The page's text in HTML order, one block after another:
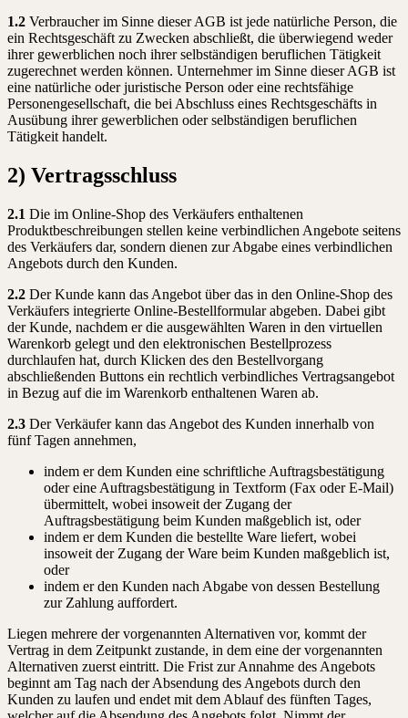
1.2 Verbraucher im Sinne dieser AGB ist jede natürliche Person, die
ein Rechtsgeschäft zu Zwecken abschließt, die überwiegend weder
ihrer gewerblichen noch ihrer selbständigen beruflichen Tätigkeit
zugerechnet werden können. Unternehmer im Sinne dieser AGB ist
eine natürliche oder juristische Person oder eine rechtsfähige
Personengesellschaft, die bei Abschluss eines Rechtsgeschäfts in
Ausübung ihrer gewerblichen oder selbständigen beruflichen
Tätigkeit handelt.
2) Vertragsschluss
2.1 Die im Online-Shop des Verkäufers enthaltenen
Produktbeschreibungen stellen keine verbindlichen Angebote seitens
des Verkäufers dar, sondern dienen zur Abgabe eines verbindlichen
Angebots durch den Kunden.
2.2 Der Kunde kann das Angebot über das in den Online-Shop des
Verkäufers integrierte Online-Bestellformular abgeben. Dabei gibt
der Kunde, nachdem er die ausgewählten Waren in den virtuellen
Warenkorb gelegt und den elektronischen Bestellprozess
durchlaufen hat, durch Klicken des den Bestellvorgang
abschließenden Buttons ein rechtlich verbindliches Vertragsangebot
in Bezug auf die im Warenkorb enthaltenen Waren ab.
2.3 Der Verkäufer kann das Angebot des Kunden innerhalb von
fünf Tagen annehmen,
indem er dem Kunden eine schriftliche Auftragsbestätigung
oder eine Auftragsbestätigung in Textform (Fax oder E-Mail)
übermittelt, wobei insoweit der Zugang der
Auftragsbestätigung beim Kunden maßgeblich ist, oder
indem er dem Kunden die bestellte Ware liefert, wobei
insoweit der Zugang der Ware beim Kunden maßgeblich ist,
oder
indem er den Kunden nach Abgabe von dessen Bestellung
zur Zahlung auffordert.
Liegen mehrere der vorgenannten Alternativen vor, kommt der
Vertrag in dem Zeitpunkt zustande, in dem eine der vorgenannten
Alternativen zuerst eintritt. Die Frist zur Annahme des Angebots
beginnt am Tag nach der Absendung des Angebots durch den
Kunden zu laufen und endet mit dem Ablauf des fünften Tages,